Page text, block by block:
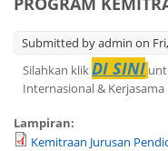
Submitted byadmin on
Silahkan klikDI SINI
Internasional & Kerjasama
Lampiran:
Kemitraan Jurusan